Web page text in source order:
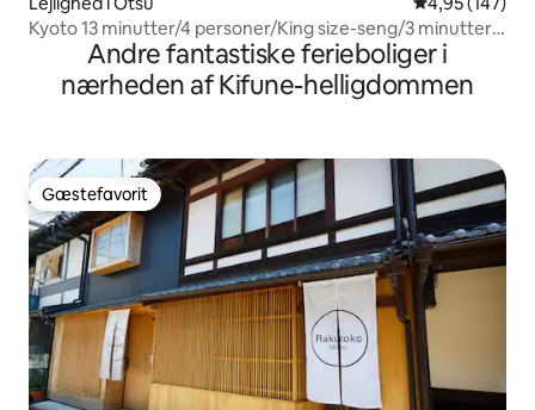
Kyoto 13 minutter/4 personer/King size-seng/3 minutter
til stationen/område ved sø
Andre fantastiske ferieboliger i
nærheden af Kifune-helligdommen
Gæstefavorit
Gæstefavorit